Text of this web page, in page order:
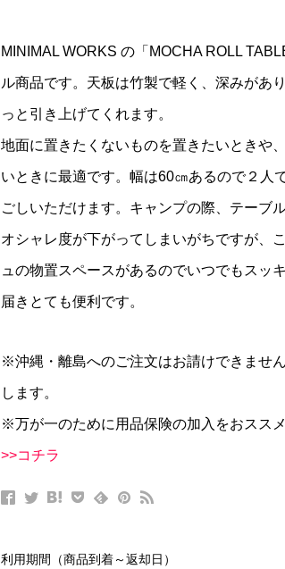
MINIMAL WORKS の「MOCHA ROLL
ル商品です。天板は竹製で軽く、深みがあ
っと引き上げてくれます。
地面に置きたくないものを置きたいときや
いときに最適です。幅は60㎝あるので２人
ごしいただけます。キャンプの際、テーブ
オシャレ度が下がってしまいがちですが、
ュの物置スペースがあるのでいつでもスッ
届きとても便利です。
※沖縄・離島へのご注文はお請けできませ
します。
※万が一のために用品保険の加入をおスス
>>コチラ
利用期間（商品到着～返却日）